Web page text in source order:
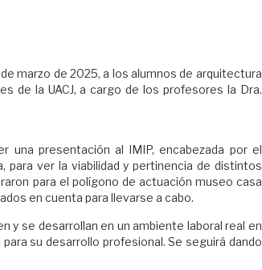
marzo de 2025, a los alumnos de arquitectura
de la UACJ, a cargo de los profesores la Dra.
una presentación al IMIP, encabezada por el
para ver la viabilidad y pertinencia de distintos
para el polígono de actuación museo casa
en cuenta para llevarse a cabo.
y se desarrollan en un ambiente laboral real en
su desarrollo profesional. Se seguirá dando